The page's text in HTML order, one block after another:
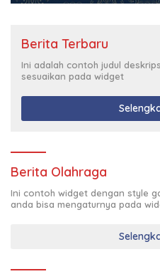
Berita Terbaru
Ini adalah contoh judul
sesuaikan pada widget
Berita Olahraga
Ini contoh widget dengan style
anda bisa mengaturnya pada